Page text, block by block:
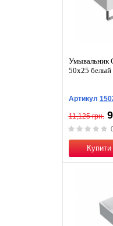
Умывальник
50x25
Артикул
11,125 грн.
Купити